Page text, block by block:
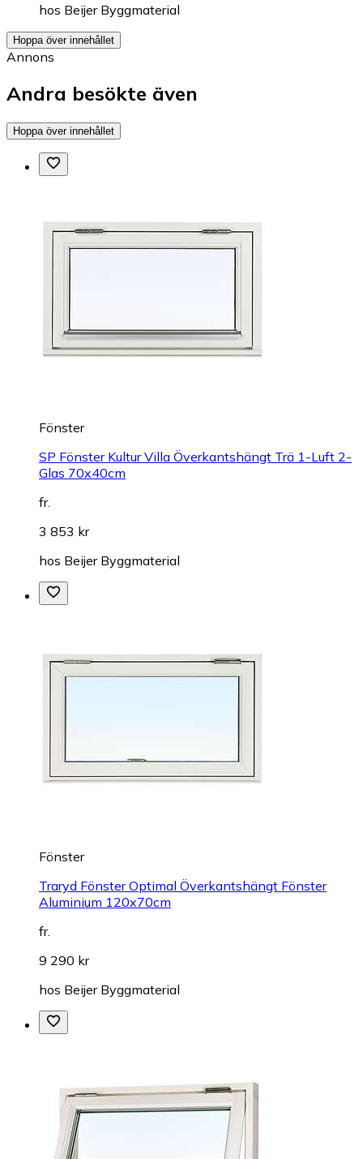
hos Beijer Byggmaterial
Hoppa över innehållet
Annons
Andra besökte även
Hoppa över innehållet
Fönster
SP Fönster Kultur Villa Överkantshängt Trä 1-Luft 2-
Glas 70x40cm
fr.
3 853 kr
hos Beijer Byggmaterial
Fönster
Traryd Fönster Optimal Överkantshängt Fönster
Aluminium 120x70cm
fr.
9 290 kr
hos Beijer Byggmaterial